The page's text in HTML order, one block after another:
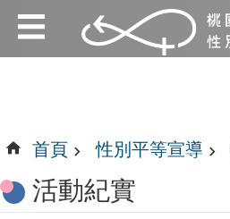
跳到主要內容區塊
:::
:::
首頁 性別平等宣導
活動紀實